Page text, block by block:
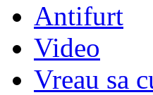
Antifurt
Video
Vreau sa